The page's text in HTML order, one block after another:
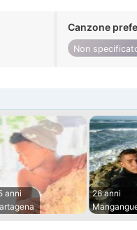
Canzone
Non
anni
26 anni